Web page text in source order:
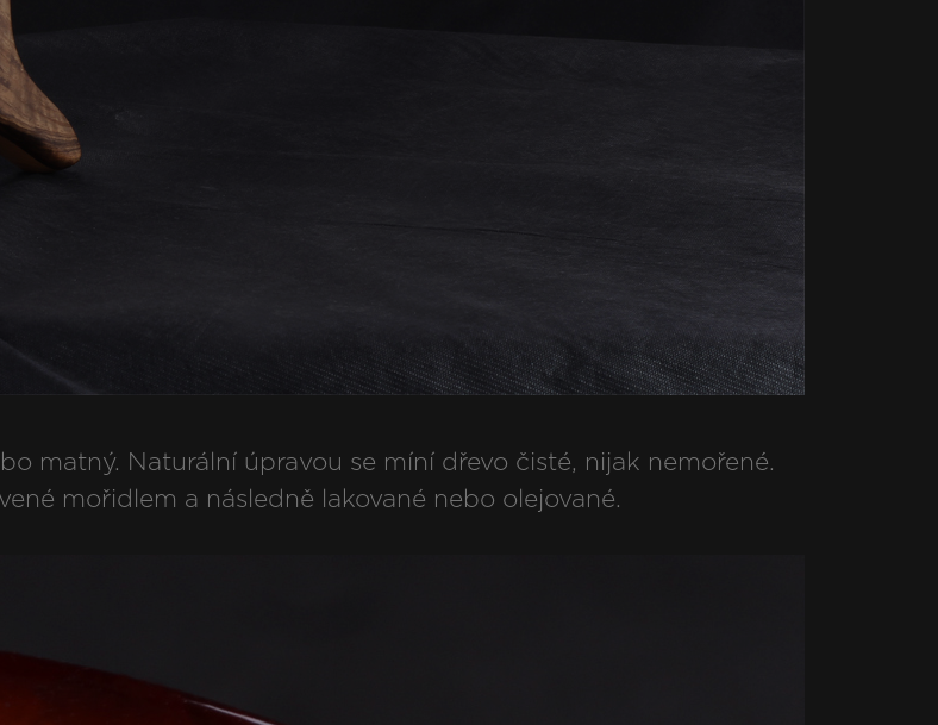
matný. Naturální úpravou se míní dřevo čisté, nijak nemořené.
mořidlem a následně lakované nebo olejované.